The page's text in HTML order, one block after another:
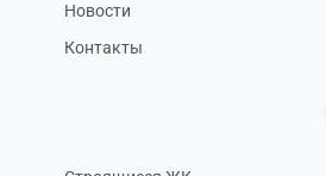
Новости
Контакты